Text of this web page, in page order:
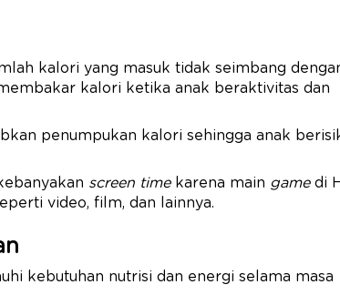
kalori yang masuk tidak seimbang
kalori ketika anak beraktivitas dan
penumpukan kalori sehingga anak
screen time karena main gamedi
video, film, dan lainnya.
kebutuhan nutrisi dan energi selama masa